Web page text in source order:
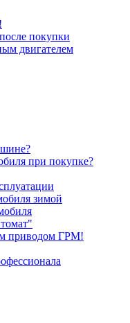
покупки
двигателем
при покупке?
зимой
приводом ГРМ!